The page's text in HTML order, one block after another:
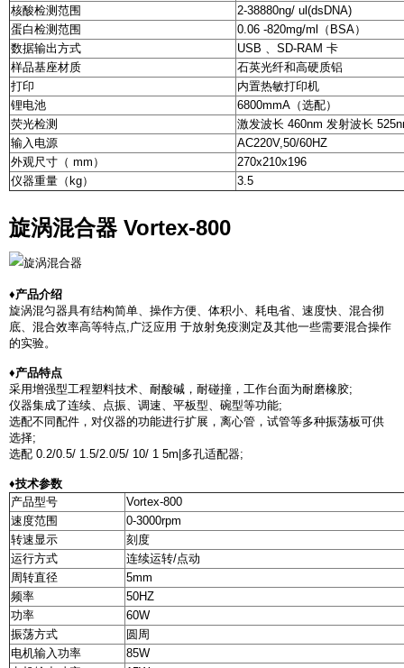
核酸检测范围
2-38880ng/ ul(dsDNA)
蛋白检测范围
0.06 -820mg/ml（BSA）
数据输出方式
USB 、SD-RAM 卡
样品基座材质
石英光纤和高硬质铝
打印
内置热敏打印机
锂电池
6800mmA（选配）
荧光检测
激发波长 460nm 发射波长
输入电源
AC220V,50/60HZ
外观尺寸（ mm）
270x210x196
仪器重量（kg）
3.5
旋涡混合器 Vortex-800
♦产品介绍
旋涡混匀器具有结构简单、操作方便、体积小、耗电省、速度快、混合彻
底、混合效率高等特点,广泛应用 于放射免疫测定及其他一些需要混合操作
的实验。
♦产品特点
采用增强型工程塑料技术、耐酸碱，耐碰撞，工作台面为耐磨橡胶;
仪器集成了连续、点振、调速、平板型、碗型等功能;
选配不同配件，对仪器的功能进行扩展，离心管，试管等多种振荡板可供
选择;
选配 0.2/0.5/ 1.5/2.0/5/ 10/ 1 5m|多孔适配器;
♦技术参数
产品型号
Vortex-800
速度范围
0-3000rpm
转速显示
刻度
运行方式
连续运转/点动
周转直径
5mm
频率
50HZ
功率
60W
振荡方式
圆周
电机输入功率
85W